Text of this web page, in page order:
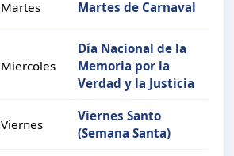
Martes Martes de Carnaval
Miercoles
Día Nacional de la
Memoria por la
Verdad y la Justicia
Viernes
Viernes Santo
(Semana Santa)